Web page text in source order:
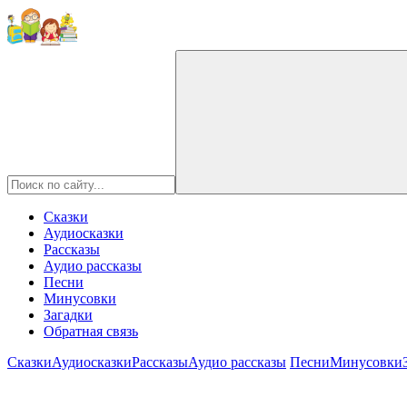
Сказки
Аудиосказки
Рассказы
Аудио рассказы
Песни
Минусовки
Загадки
Обратная связь
СказкиАудиосказкиРассказыАудио рассказы ПесниМинусовки